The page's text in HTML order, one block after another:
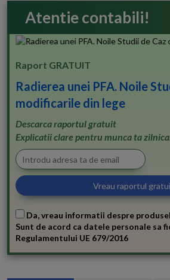
Atentie contabili!
Raport GRATUIT
Radierea unei PFA. Noile
modificarile din lege
Descarca raportul gratuit
Explicatii clare pentru munca ta
Da, vreau informatii despre
Sunt de acord ca datele personale sa
Regulamentului UE 679/2016